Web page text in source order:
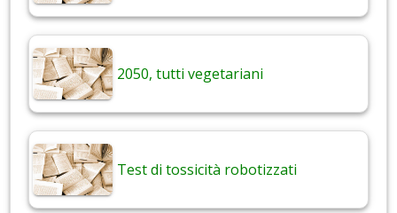
2050, tutti vegetariani
Test di tossicità robotizzati